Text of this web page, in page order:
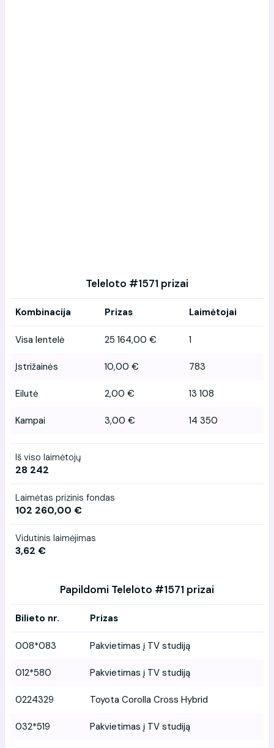
Teleloto #1571 prizai
Kombinacija Prizas Laimėtojai
Visa lentelė 25 164,00 € 1
Įstrižainės 10,00 € 783
Eilutė 2,00 € 13 108
Kampai 3,00 € 14 350
Iš viso laimėtojų
28 242
Laimėtas prizinis fondas
102 260,00 €
Vidutinis laimėjimas
3,62 €
Papildomi Teleloto #1571 prizai
Bilieto nr. Prizas
008*083 Pakvietimas į TV studiją
012*580 Pakvietimas į TV studiją
0224329 Toyota Corolla Cross Hybrid
032*519 Pakvietimas į TV studiją